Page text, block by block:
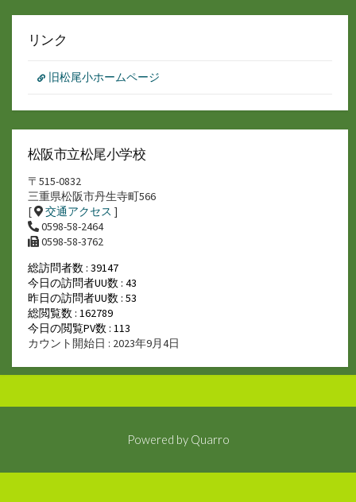
リンク
旧松尾小ホームページ
松阪市立松尾小学校
〒515-0832
三重県松阪市丹生寺町566
[
交通アクセス ]
0598-58-2464
0598-58-3762
総訪問者数 : 39147
今日の訪問者UU数 : 43
昨日の訪問者UU数 : 53
総閲覧数 : 162789
今日の閲覧PV数 : 113
カウント開始日 : 2023年9月4日
Powered by Quarro